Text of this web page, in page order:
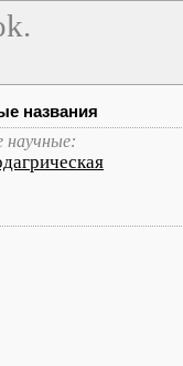
названия
научные: